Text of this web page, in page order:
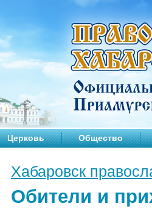
Церковь Общество
Хабаровск
Обители и